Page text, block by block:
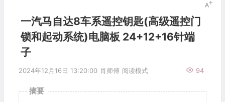
一汽马自达8车系遥控钥匙(高级遥控门
锁和起动系统)电脑板 24+12+16针端
子
2024年12月16日 13:20:00 肖师傅 94
阅读模式
摘要